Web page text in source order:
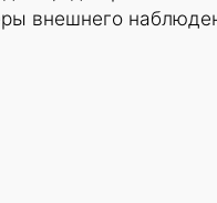
внешнего